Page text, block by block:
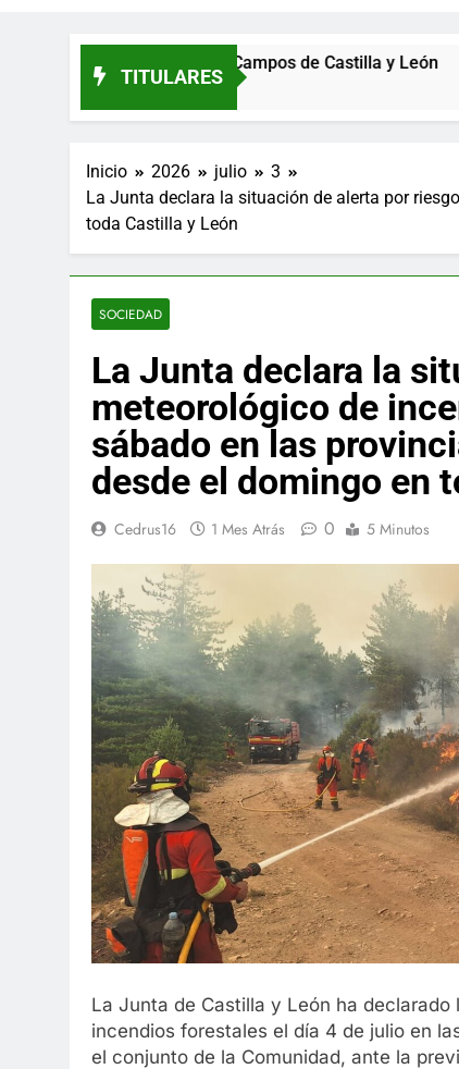
TITULARES
de Campos de Castilla y León
Inicio 2026 julio
3
La Junta declara la situación de alerta por
toda Castilla y León
SOCIEDAD
La Junta declara la
meteorológico de
sábado en las
desde el domingo en
Cedrus16 1 Mes Atrás 0 5 Minutos
La Junta de Castilla y León ha
incendios forestales el día 4 de julio en
el conjunto de la Comunidad, ante la